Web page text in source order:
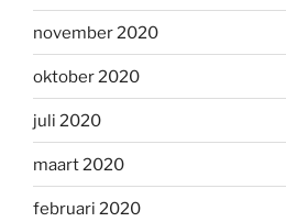
november 2020
oktober 2020
juli 2020
maart 2020
februari 2020